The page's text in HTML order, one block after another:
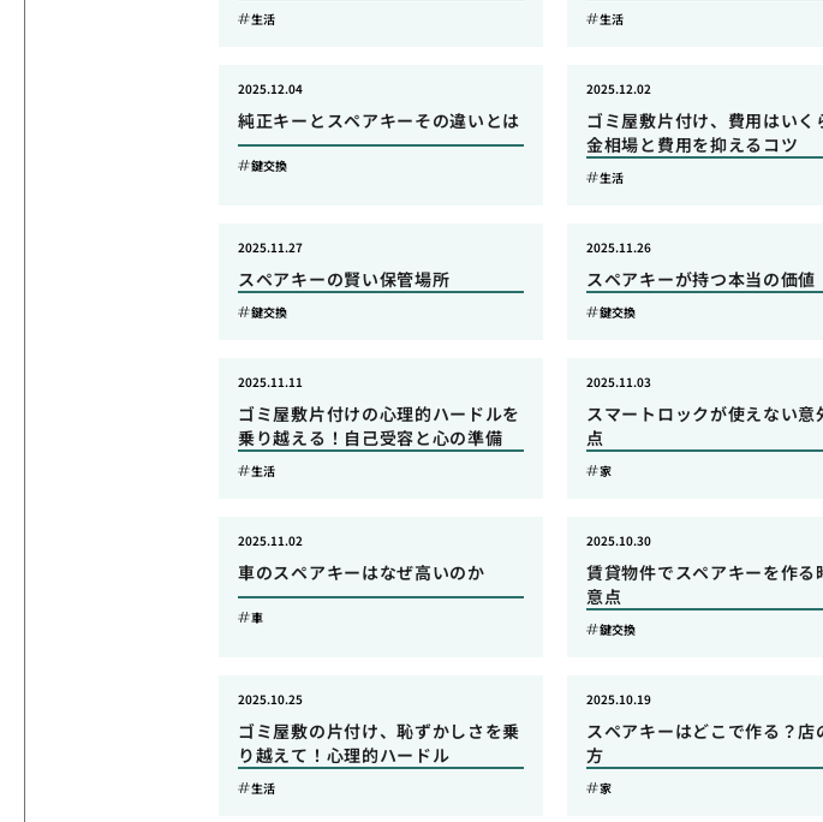
生活 生活
純正キーとスペアキーその違いとは
2025.12.04
鍵交換
ゴミ屋敷片付け、費用はいく
金相場と費用を抑えるコツ
2025.12.02
生活
スペアキーの賢い保管場所
2025.11.27
鍵交換
スペアキーが持つ本当の価値
2025.11.26
鍵交換
ゴミ屋敷片付けの心理的ハードルを
乗り越える！自己受容と心の準備
2025.11.11
生活
スマートロックが使えない意
点
2025.11.03
家
車のスペアキーはなぜ高いのか
2025.11.02
車
賃貸物件でスペアキーを作る
意点
2025.10.30
鍵交換
ゴミ屋敷の片付け、恥ずかしさを乗
り越えて！心理的ハードル
2025.10.25
生活
スペアキーはどこで作る？店
方
2025.10.19
家